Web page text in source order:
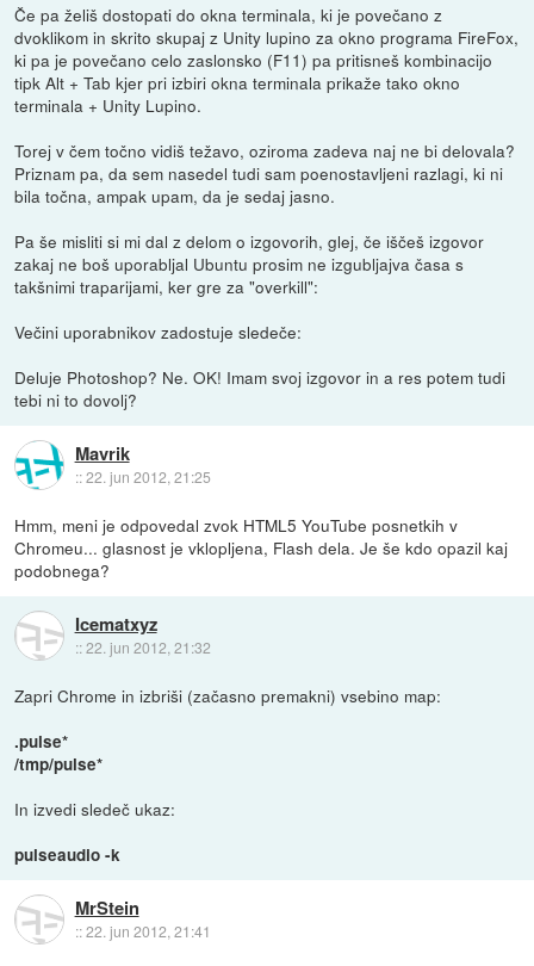
Če pa želiš dostopati do okna terminala, ki je povečano z
dvoklikom in skrito skupaj z Unity lupino za okno programa FireFox,
ki pa je povečano celo zaslonsko (F11) pa pritisneš kombinacijo
tipk Alt + Tab kjer pri izbiri okna terminala prikaže tako okno
terminala + Unity Lupino.
Torej v čem točno vidiš težavo, oziroma zadeva naj ne bi delovala?
Priznam pa, da sem nasedel tudi sam poenostavljeni razlagi, ki ni
bila točna, ampak upam, da je sedaj jasno.
Pa še misliti si mi dal z delom o izgovorih, glej, če iščeš izgovor
zakaj ne boš uporabljal Ubuntu prosim ne izgubljajva časa s
takšnimi traparijami, ker gre za "overkill":
Večini uporabnikov zadostuje sledeče:
Deluje Photoshop? Ne. OK! Imam svoj izgovor in a res potem tudi
tebi ni to dovolj?
Mavrik
::22. jun 2012, 21:25
Hmm, meni je odpovedal zvok HTML5 YouTube posnetkih v
Chromeu... glasnost je vklopljena, Flash dela. Je še kdo opazil kaj
podobnega?
Icematxyz
::22. jun 2012, 21:32
Zapri Chrome in izbriši (začasno premakni) vsebino map:
.pulse*
/tmp/pulse*
In izvedi sledeč ukaz:
pulseaudio -k
MrStein
::22. jun 2012, 21:41